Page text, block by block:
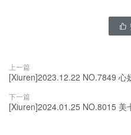

上一篇
[Xiuren]2023.12.22 NO.7849 心
下一篇
[Xiuren]2024.01.25 NO.8015 美